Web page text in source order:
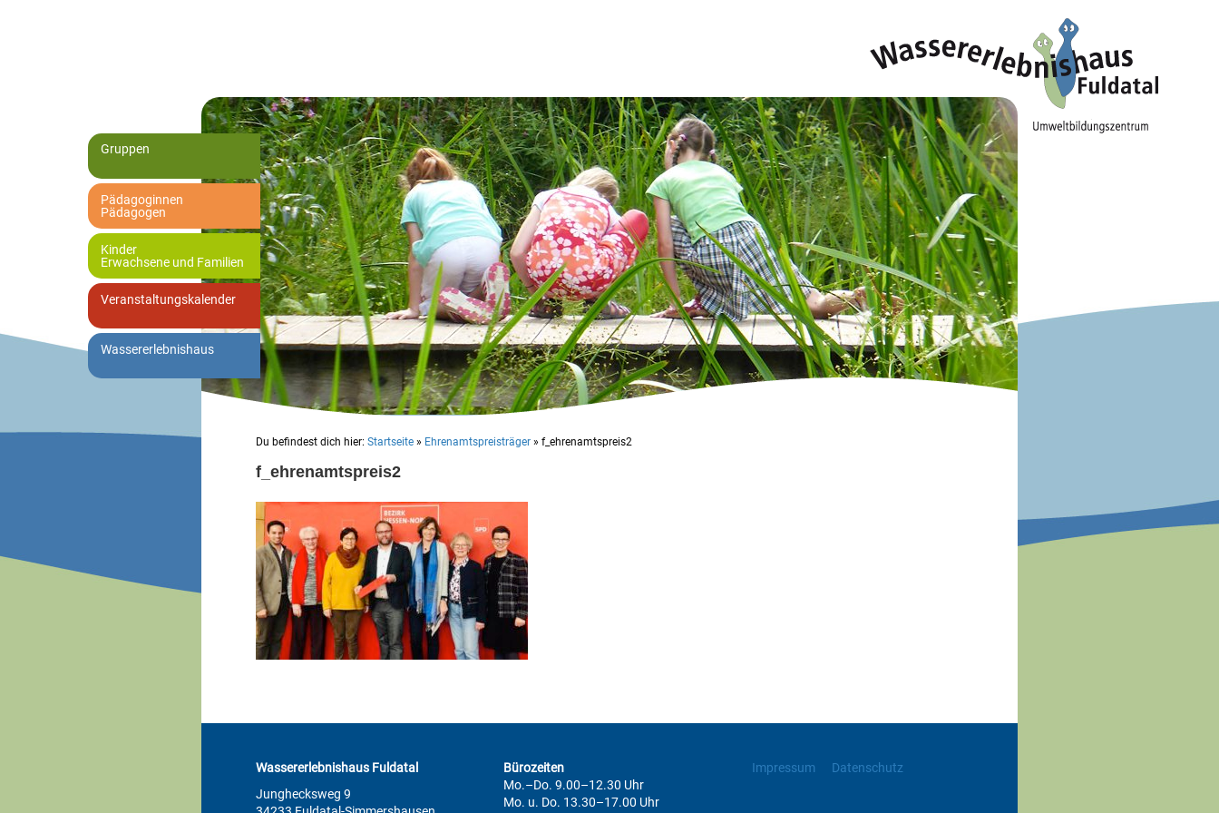
Gruppen
Pädagoginnen
Pädagogen
Kinder
Erwachsene und Familien
Veranstaltungskalender
Wassererlebnishaus
Du befindest dich hier: Startseite » Ehrenamtspreisträger » f_ehrenamtspreis2
f_ehrenamtspreis2
Wassererlebnishaus Fuldatal
Junghecksweg 9
Bürozeiten
Mo.–Do. 9.00–12.30 Uhr
Mo. u. Do. 13.30–17.00 Uhr
Impressum Datenschutz